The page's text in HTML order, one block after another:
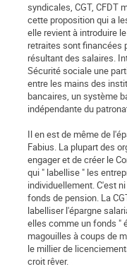
syndicales, CGT, CFDT
cette proposition qui a
elle revient à introduire
retraites sont financées
résultant des salaires.
Sécurité sociale une
entre les mains des
bancaires, un système
indépendante du
Il en est de même de
Fabius. La plupart des
engager et de créer le
qui " labellise " les
individuellement. C'est
fonds de pension. La
labelliser l'épargne
elles comme un fonds "
magouilles à coups de
le millier de
croit rêver.